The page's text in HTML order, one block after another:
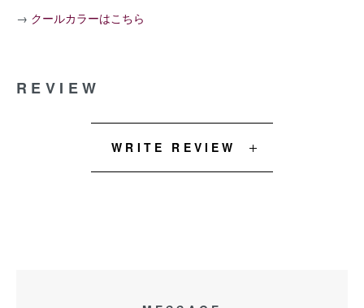
→ クールカラーはこちら
REVIEW
WRITE REVIEW